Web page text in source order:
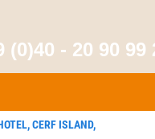
(0)40 - 20 90 99
CERF ISLAND,